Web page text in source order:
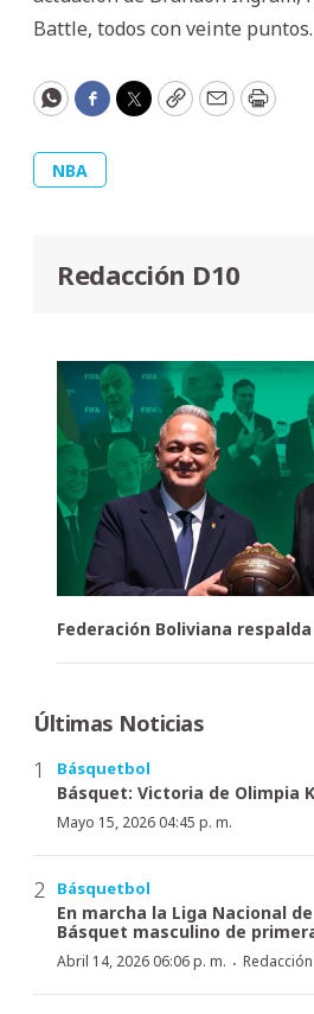
Battle, todos con veinte puntos.
WhatsApp
Facebook
Twitter
CopyEmailPrint
NBA
Redacción D10
Federación Boliviana
Últimas Noticias
Básquetbol
Básquet: Victoria de Olimpia
Mayo 15, 2026 04:45 p. m.
Básquetbol
En marcha la Liga Nacional de
Básquet masculino de
Abril 14, 2026 06:06 p. m. ·